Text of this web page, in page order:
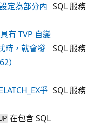
定為部分內 SQL 服務
有 TVP 自變
時，就會發
）
SQL 服務
爭 SQL 服務
在包含 SQL